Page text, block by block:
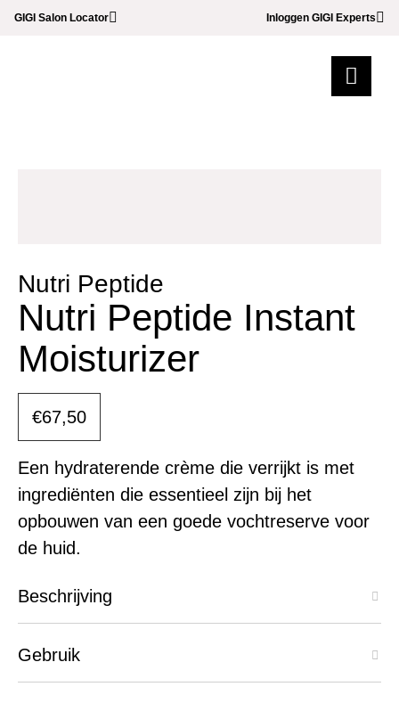
GIGI Salon Locator Inloggen GIGI Experts
Nutri Peptide
Nutri Peptide Instant
Moisturizer
€67,50
Een hydraterende crème die verrijkt is met
ingrediënten die essentieel zijn bij het
opbouwen van een goede vochtreserve voor
de huid.
Beschrijving
Gebruik